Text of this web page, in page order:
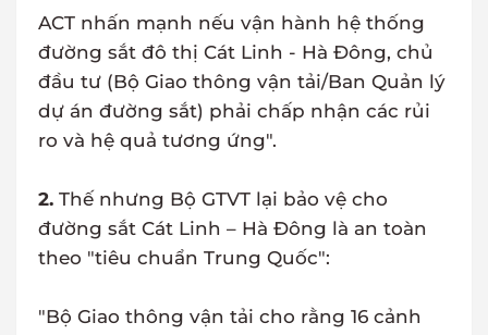
ACT nhấn mạnh nếu vận hành hệ thống
đường sắt đô thị Cát Linh - Hà Đông, chủ
đầu tư (Bộ Giao thông vận tải/Ban Quản lý
dự án đường sắt) phải chấp nhận các rủi
ro và hệ quả tương ứng".
2. Thế nhưng Bộ GTVT lại bảo vệ cho
đường sắt Cát Linh – Hà Đông là an toàn
theo "tiêu chuẩn Trung Quốc":
"Bộ Giao thông vận tải cho rằng 16 cảnh